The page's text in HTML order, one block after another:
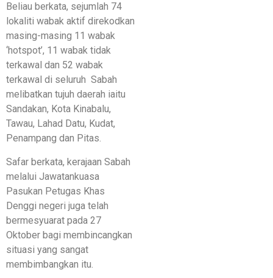
Beliau berkata, sejumlah 74
lokaliti wabak aktif direkodkan
masing-masing 11 wabak
‘hotspot’, 11 wabak tidak
terkawal dan 52 wabak
terkawal di seluruh Sabah
melibatkan tujuh daerah iaitu
Sandakan, Kota Kinabalu,
Tawau, Lahad Datu, Kudat,
Penampang dan Pitas.
Safar berkata, kerajaan Sabah
melalui Jawatankuasa
Pasukan Petugas Khas
Denggi negeri juga telah
bermesyuarat pada 27
Oktober bagi membincangkan
situasi yang sangat
membimbangkan itu.